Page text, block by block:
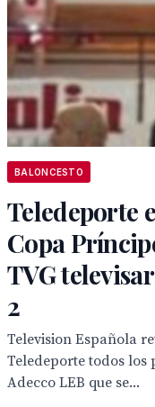
BALONCESTO
Teledeporte
Copa
TVG
2
Television Española
Teledeporte todos los
Adecco LEB que se...